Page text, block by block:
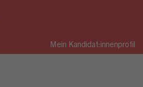
Mein Kandidat:innenprofil